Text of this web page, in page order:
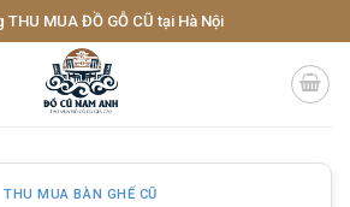
THU MUA ĐỒ GỖ CŨ tại Hà Nội
THU MUA BÀN GHẾ CŨ